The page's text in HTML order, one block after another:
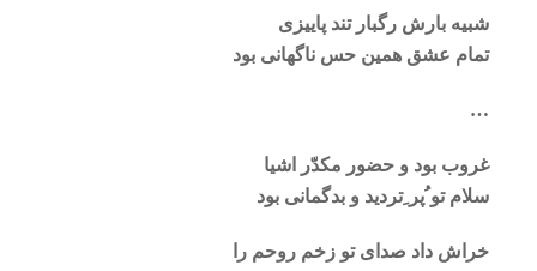
شبیه بارش رگبار تند پاییزی
تمام عشق همین حس ناگهانی بود
…
غروب بود و حضور مکدّر اشیا
سلام تو ُپر ِتردید و بدگمانی بود
خراش داد صدای تو زخم روحم را